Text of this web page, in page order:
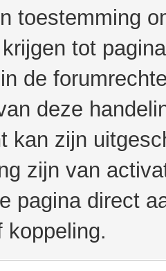
toestemming
tot
de
deze
kan zijn
zijn van
pagina direct
koppeling.